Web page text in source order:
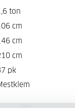
ton
cm
cm
cm
pk